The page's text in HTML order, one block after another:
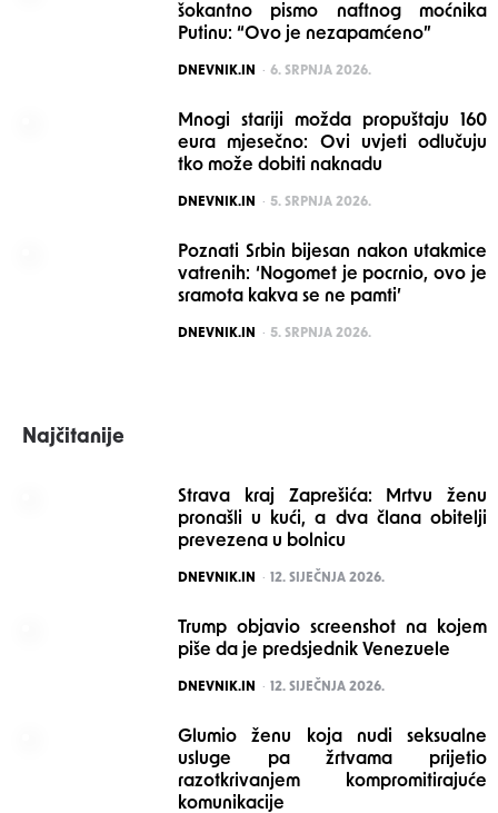
šokantno pismo naftnog moćnika
Putinu: “Ovo je nezapamćeno”
POSTED
DNEVNIK.IN 6. SRPNJA 2026.
Mnogi stariji možda propuštaju 160
eura mjesečno: Ovi uvjeti odlučuju
tko može dobiti naknadu
POSTED
DNEVNIK.IN 5. SRPNJA 2026.
Poznati Srbin bijesan nakon utakmice
vatrenih: ‘Nogomet je pocrnio, ovo je
sramota kakva se ne pamti’
POSTED
DNEVNIK.IN 5. SRPNJA 2026.
Najčitanije
Strava kraj Zaprešića: Mrtvu ženu
pronašli u kući, a dva člana obitelji
prevezena u bolnicu
POSTED
DNEVNIK.IN 12. SIJEČNJA 2026.
Trump objavio screenshot na kojem
piše da je predsjednik Venezuele
POSTED
DNEVNIK.IN 12. SIJEČNJA 2026.
Glumio ženu koja nudi seksualne
usluge pa žrtvama prijetio
razotkrivanjem kompromitirajuće
komunikacije